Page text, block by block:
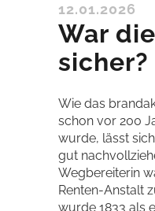
12.01.2026
War
sicher?
Wie das
schon vor 200
wurde, lässt
gut
Wegbereiterin
Renten-Anstalt
wurde 1833 als